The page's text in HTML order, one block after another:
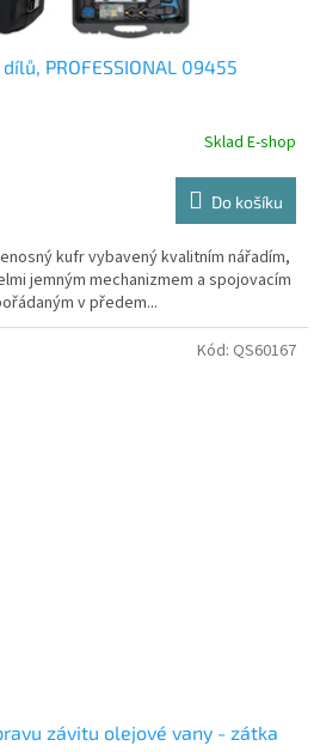
PROFESSIONAL 09455
Sklad E-shop
Do košíku
kufr vybavený kvalitním nářadím,
jemným mechanizmem a spojovacím
v předem...
závitu olejové vany - zátka
Kód: QS60167